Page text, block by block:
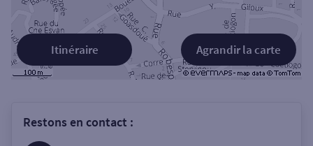
Agrandir la carte
Itinéraire
Restons en contact :